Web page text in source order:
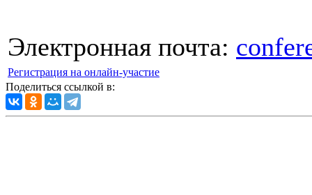
Электронная почта:
Регистрация на онлайн-участие
Поделиться ссылкой в: